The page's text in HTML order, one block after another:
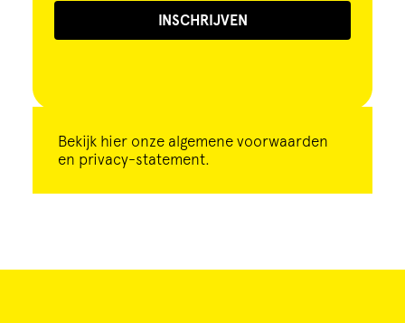
INSCHRIJVEN
Bekijk hier onze algemene voorwaarden
en privacy-statement.